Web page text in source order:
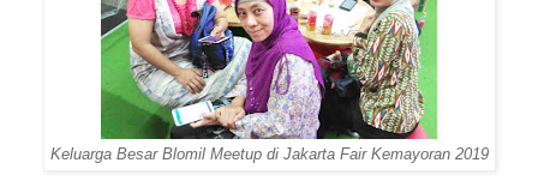
Keluarga Besar Blomil Meetup di Jakarta Fair Kemayoran 2019